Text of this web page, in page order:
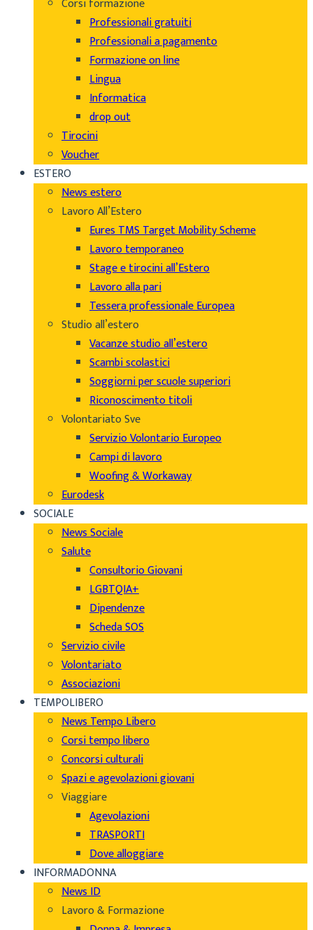
Corsi formazione
Professionali gratuiti
Professionali a pagamento
Formazione on line
Lingua
Informatica
drop out
Tirocini
Voucher
ESTERO
News estero
Lavoro All’Estero
Eures TMS Target Mobility Scheme
Lavoro temporaneo
Stage e tirocini all’Estero
Lavoro alla pari
Tessera professionale Europea
Studio all’estero
Vacanze studio all’estero
Scambi scolastici
Soggiorni per scuole superiori
Riconoscimento titoli
Volontariato Sve
Servizio Volontario Europeo
Campi di lavoro
Woofing & Workaway
Eurodesk
SOCIALE
News Sociale
Salute
Consultorio Giovani
LGBTQIA+
Dipendenze
Scheda SOS
Servizio civile
Volontariato
Associazioni
TEMPOLIBERO
News Tempo Libero
Corsi tempo libero
Concorsi culturali
Spazi e agevolazioni giovani
Viaggiare
Agevolazioni
TRASPORTI
Dove alloggiare
INFORMADONNA
News ID
Lavoro & Formazione